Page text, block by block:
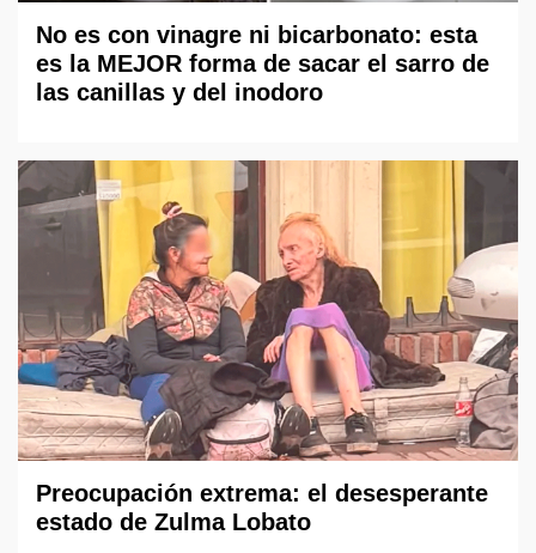
No es con vinagre ni bicarbonato: esta
es la MEJOR forma de sacar el sarro de
las canillas y del inodoro
Preocupación extrema: el desesperante
estado de Zulma Lobato